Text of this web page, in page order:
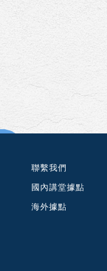
聯繫我們
國內講堂據點
海外據點